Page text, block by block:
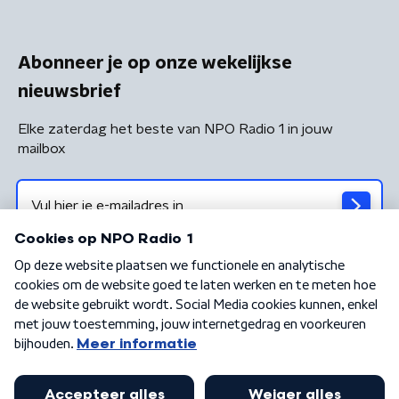
Abonneer je op onze wekelijkse
nieuwsbrief
Elke zaterdag het beste van NPO Radio 1 in jouw
mailbox
Algemene voorwaarden